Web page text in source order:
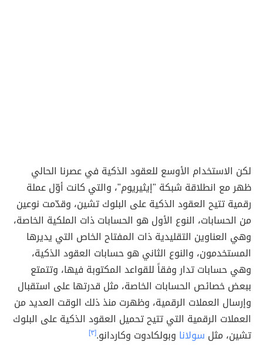
لكن الاستخدام الأوسع للعقود الذكية في عصرنا الحالي
ظهر مع انطلاقة شبكة "إيثيريوم"، والتي كانت أوّل عملة
رقمية تتيح العقود الذكية على البلوك تشين، وقدّمت نوعين
من الحسابات، النوع الأول هو الحسابات ذات الملكية الخاصة،
وهي العناوين التقليدية ذات المفتاح الخاص التي يديرها
المستخدمون، والنوع الثاني هو حسابات العقود الذكية،
وهي حسابات تدار وفقاً للقواعد المكتوبة فيها، وتتمتع
ببعض خصائص الحسابات الخاصة، مثل قدرتها على استقبال
وإرسال العملات الرقمية، وظهرت منذ ذلك الوقت العديد من
العملات الرقمية التي تتيح تحميل العقود الذكية على البلوك
تشين، مثل سولانا وبولكادوت وكاردانو.[٣]